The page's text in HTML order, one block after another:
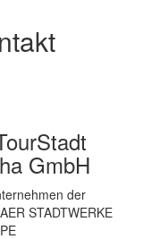
GmbH
der
STADTWERKE